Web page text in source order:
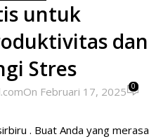
untuk
dan
Stres
On Februari 17, 2025 0
. Buat Anda yang merasa